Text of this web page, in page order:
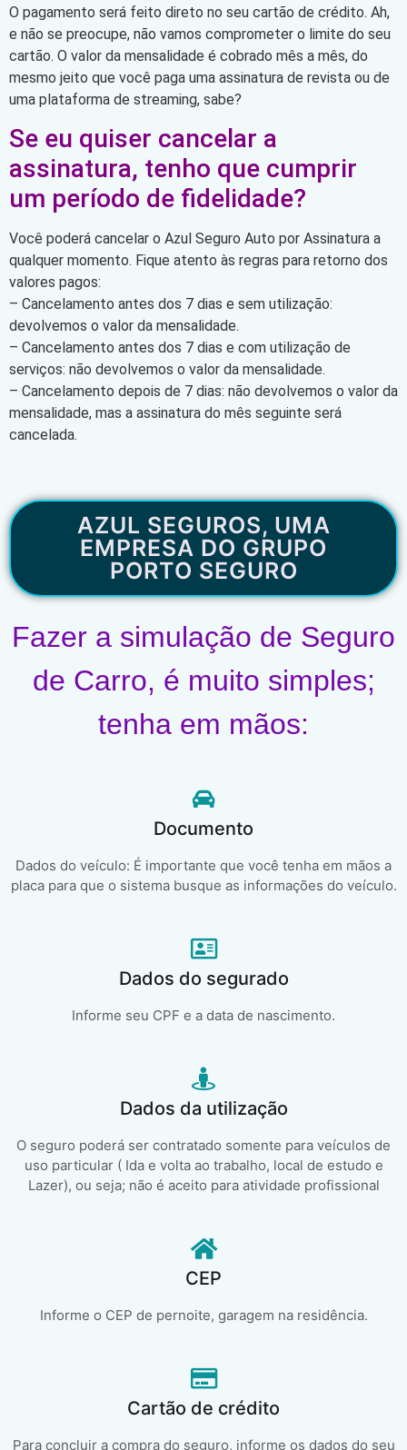
O pagamento será feito direto no seu cartão de crédito. Ah,
e não se preocupe, não vamos comprometer o limite do seu
cartão. O valor da mensalidade é cobrado mês a mês, do
mesmo jeito que você paga uma assinatura de revista ou de
uma plataforma de streaming, sabe?
Se eu quiser cancelar a
assinatura, tenho que cumprir
um período de fidelidade?
Você poderá cancelar o Azul Seguro Auto por Assinatura a
qualquer momento. Fique atento às regras para retorno dos
valores pagos:
– Cancelamento antes dos 7 dias e sem utilização:
devolvemos o valor da mensalidade.
– Cancelamento antes dos 7 dias e com utilização de
serviços: não devolvemos o valor da mensalidade.
– Cancelamento depois de 7 dias: não devolvemos o valor da
mensalidade, mas a assinatura do mês seguinte será
cancelada.
AZUL SEGUROS, UMA
EMPRESA DO GRUPO
PORTO SEGURO
Fazer a simulação de Seguro
de Carro, é muito simples;
tenha em mãos:
Documento
Dados do veículo: É importante que você tenha em mãos a
placa para que o sistema busque as informações do veículo.
Dados do segurado
Informe seu CPF e a data de nascimento.
Dados da utilização
O seguro poderá ser contratado somente para veículos de
uso particular ( Ida e volta ao trabalho, local de estudo e
Lazer), ou seja; não é aceito para atividade profissional
CEP
Informe o CEP de pernoite, garagem na residência.
Cartão de crédito
Para concluir a compra do seguro, informe os dados do seu